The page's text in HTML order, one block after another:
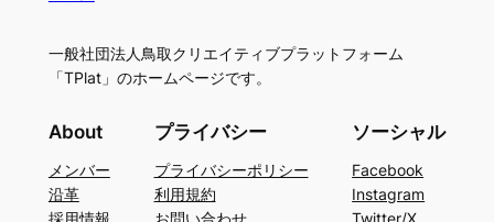
一般社団法人鳥取クリエイティブプラットフォーム
「TPlat」のホームページです。
About
メンバー
沿革
プライバシー
プライバシーポリシー
利用規約
ソーシャル
Facebook
Instagram